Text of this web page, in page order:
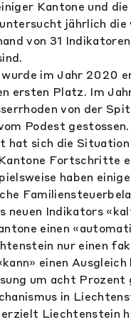
Kantone und
jährlich
von 31
im Jahr 2020
ersten Platz. Im
von der
Podest gestossen.
hat sich die
Fortschritte
haben
neuen Indikators
einen
nur einen
einen
um acht
in
Liechtenstein